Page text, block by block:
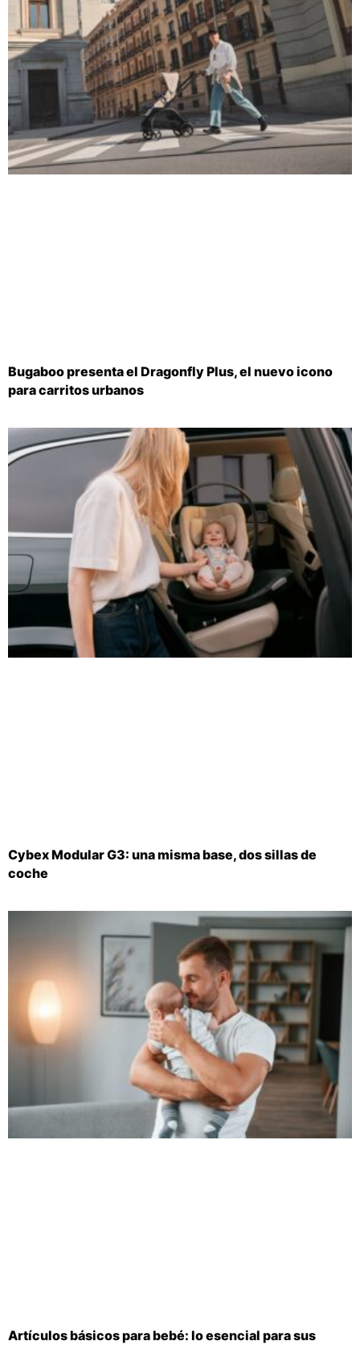
Bugaboo presenta el Dragonfly Plus, el nuevo icono
para carritos urbanos
Cybex Modular G3: una misma base, dos sillas de
coche
Artículos básicos para bebé: lo esencial para sus